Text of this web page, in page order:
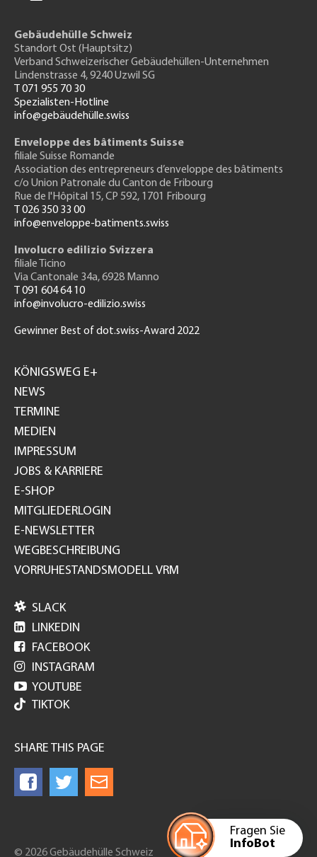
Fragen Sie
InfoBot
Gebäudehülle Schweiz
Standort Ost (Hauptsitz)
Verband Schweizerischer Gebäudehüllen-Unternehmen
Lindenstrasse 4, 9240 Uzwil SG
T 071 955 70 30
Spezialisten-Hotline
info@gebäudehülle.swiss
Enveloppe des bâtiments Suisse
filiale Suisse Romande
Association des entrepreneurs d’enveloppe des bâtiments
c/o Union Patronale du Canton de Fribourg
Rue de l'Hôpital 15, CP 592, 1701 Fribourg
T 026 350 33 00
info@enveloppe-batiments.swiss
Involucro edilizio Svizzera
filiale Ticino
Via Cantonale 34a, 6928 Manno
T 091 604 64 10
info@involucro-edilizio.swiss
Gewinner Best of dot.swiss-Award 2022
GH
KÖNIGSWEG E+
NEWS
TERMINE
MEDIEN
IMPRESSUM
JOBS & KARRIERE
E-SHOP
MITGLIEDERLOGIN
E-NEWSLETTER
WEGBESCHREIBUNG
VORRUHESTANDSMODELL VRM
 SLACK
 LINKEDIN
 FACEBOOK
 INSTAGRAM
 YOUTUBE
TIKTOK
SHARE THIS PAGE
© 2026 Gebäudehülle Schweiz